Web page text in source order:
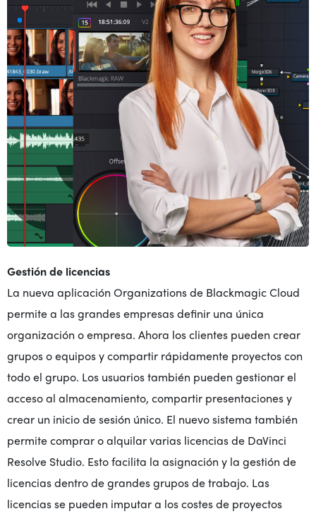
Gestión de licencias
La nueva aplicación Organizations de Blackmagic Cloud
permite a las grandes empresas definir una única
organización o empresa. Ahora los clientes pueden crear
grupos o equipos y compartir rápidamente proyectos con
todo el grupo. Los usuarios también pueden gestionar el
acceso al almacenamiento, compartir presentaciones y
crear un inicio de sesión único. El nuevo sistema también
permite comprar o alquilar varias licencias de DaVinci
Resolve Studio. Esto facilita la asignación y la gestión de
licencias dentro de grandes grupos de trabajo. Las
licencias se pueden imputar a los costes de proyectos